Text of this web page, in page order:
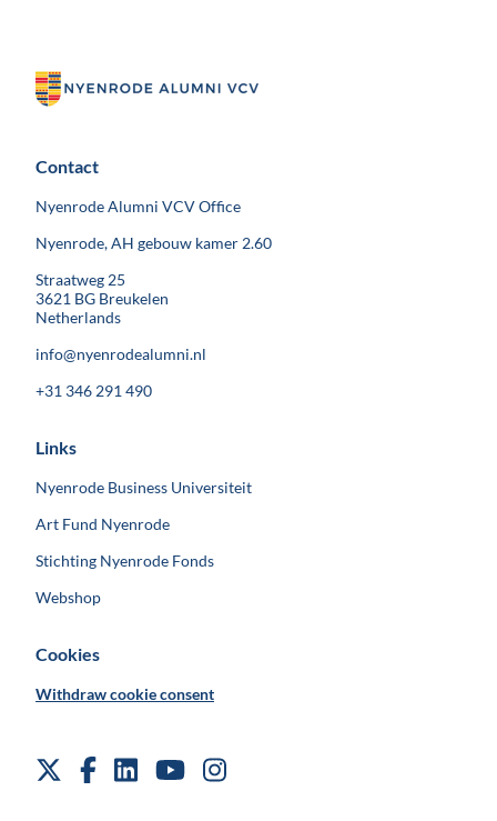
Contact
Nyenrode Alumni VCV Office
Nyenrode, AH gebouw kamer 2.60
Straatweg 25
3621 BG Breukelen
Netherlands
info@nyenrodealumni.nl
+31 346 291 490
Links
Nyenrode Business Universiteit
Art Fund Nyenrode
Stichting Nyenrode Fonds
Webshop
Cookies
Withdraw cookie consent